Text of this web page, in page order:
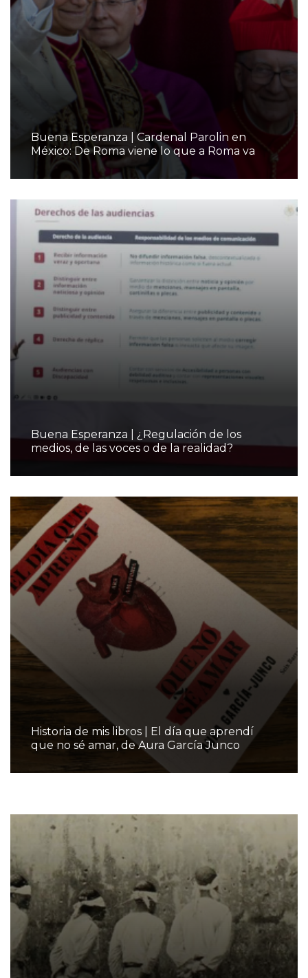
Buena Esperanza | Cardenal Parolin en
México: De Roma viene lo que a Roma va
Buena Esperanza | ¿Regulación de los
medios, de las voces o de la realidad?
Historia de mis libros | El día que aprendí
que no sé amar, de Aura García Junco